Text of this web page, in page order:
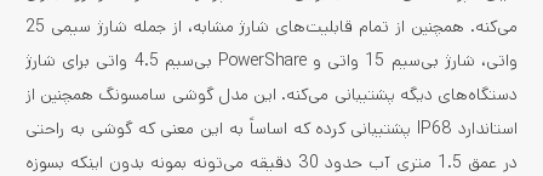
می‌کنه. همچنین از تمام قابلیت‌های شارژ مشابه، از جمله شارژ سیمی 25
واتی، شارژ بی‌سیم 15 واتی و PowerShare بی‌سیم 4.5 واتی برای شارژ
دستگاه‌های دیگه پشتیبانی می‌کنه. این مدل گوشی سامسونگ همچنین از
استاندارد IP68 پشتیبانی کرده که اساساً به این معنی که گوشی به راحتی
در عمق 1.5 متری آب حدود 30 دقیقه می‌تونه بمونه بدون اینکه بسوزه